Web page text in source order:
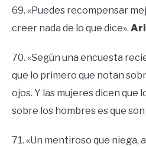
69. «Puedes recompensar
creer nada de lo que dice».
70. «Según una encuesta
que lo primero que notan
ojos. Y las mujeres dicen que
sobre los hombres es que
71. «Un mentiroso que niega,